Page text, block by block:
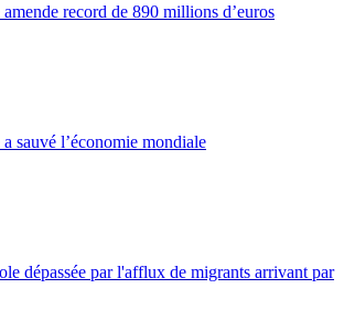
record de 890 millions d’euros
sauvé l’économie mondiale
dépassée par l'afflux de migrants arrivant par